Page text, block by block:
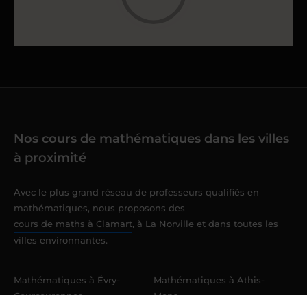
Nos cours de mathématiques dans les villes
à proximité
Avec le plus grand réseau de professeurs qualifiés en
mathématiques, nous proposons des
cours de maths à Clamart, à La Norville et dans toutes les
villes environnantes.
Mathématiques à Évry-
Mathématiques à Athis-